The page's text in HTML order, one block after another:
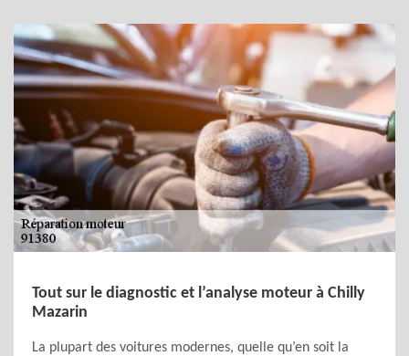
Tout sur le diagnostic et l’analyse moteur à Chilly
Mazarin
La plupart des voitures modernes, quelle qu’en soit la